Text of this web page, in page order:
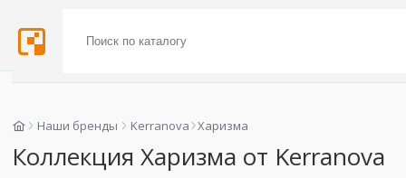
Наши бренды Kerranova Харизма
Коллекция Харизма от Kerranova